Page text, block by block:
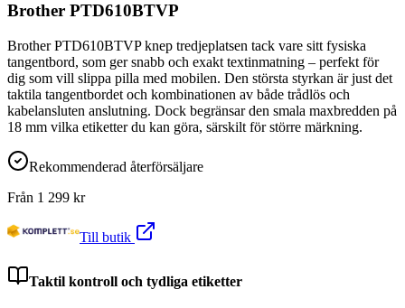
Brother PTD610BTVP
Brother PTD610BTVP knep tredjeplatsen tack vare sitt fysiska
tangentbord, som ger snabb och exakt textinmatning – perfekt för
dig som vill slippa pilla med mobilen. Den största styrkan är just det
taktila tangentbordet och kombinationen av både trådlös och
kabelansluten anslutning. Dock begränsar den smala maxbredden på
18 mm vilka etiketter du kan göra, särskilt för större märkning.
Rekommenderad återförsäljare
Från 1 299 kr
Till butik
Taktil kontroll och tydliga etiketter